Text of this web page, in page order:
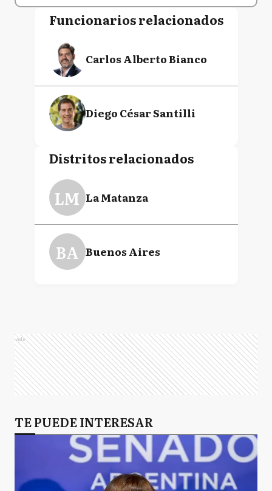
Funcionarios relacionados
Carlos Alberto Bianco
Diego César Santilli
Distritos relacionados
LM La Matanza
BA Buenos Aires
Ads
TE PUEDE INTERESAR